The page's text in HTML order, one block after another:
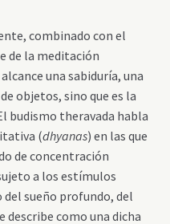
combinado con el
de la meditación
una sabiduría, una
objetos, sino que es la
budismo theravada habla
(dhyanas) en las que
de concentración
a los estímulos
sueño profundo, del
describe como una dicha